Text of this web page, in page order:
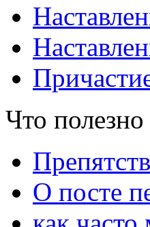
Что
О посте